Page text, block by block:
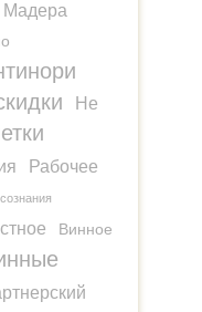
Мадера
Не
Рабочее
Винное